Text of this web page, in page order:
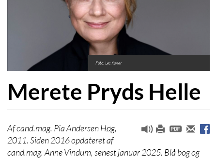
Foto: Les Kaner
Merete Pryds Helle
cand.mag. Pia Andersen Høg,
2011. Siden 2016 opdateret af
cand.mag. Anne Vindum, senest januar 2025. Blå bog og